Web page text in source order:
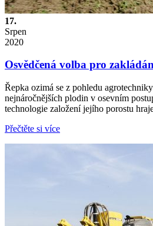
17.
Srpen
2020
Osvědčená volba pro
Řepka ozimá se z pohledu
nejnáročnějších plodin v osevním
technologie založení jejího porostu
Přečtěte si více